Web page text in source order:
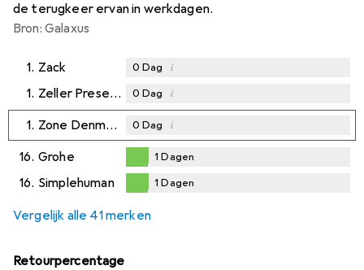
de terugkeer ervan in werkdagen.
Bron: Galaxus
1. Zack 0 Dag i
1. Zeller Present 0 Dag i
1. Zone Denmark 0 Dag i
16. Grohe
Dagen
1 Dagen
16. Simplehuman 1 Dagen
Vergelijk alle 41 merken
Retourpercentage